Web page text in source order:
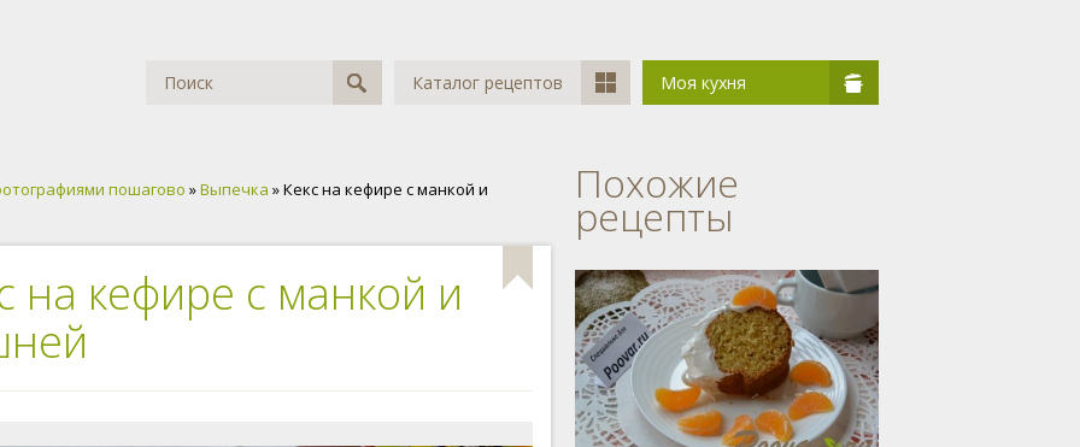
Каталог рецептов Моя кухня
пошагово »Выпечка » Кекс на кефире с манкой и
на кефире с манкой и
Похожие
рецепты